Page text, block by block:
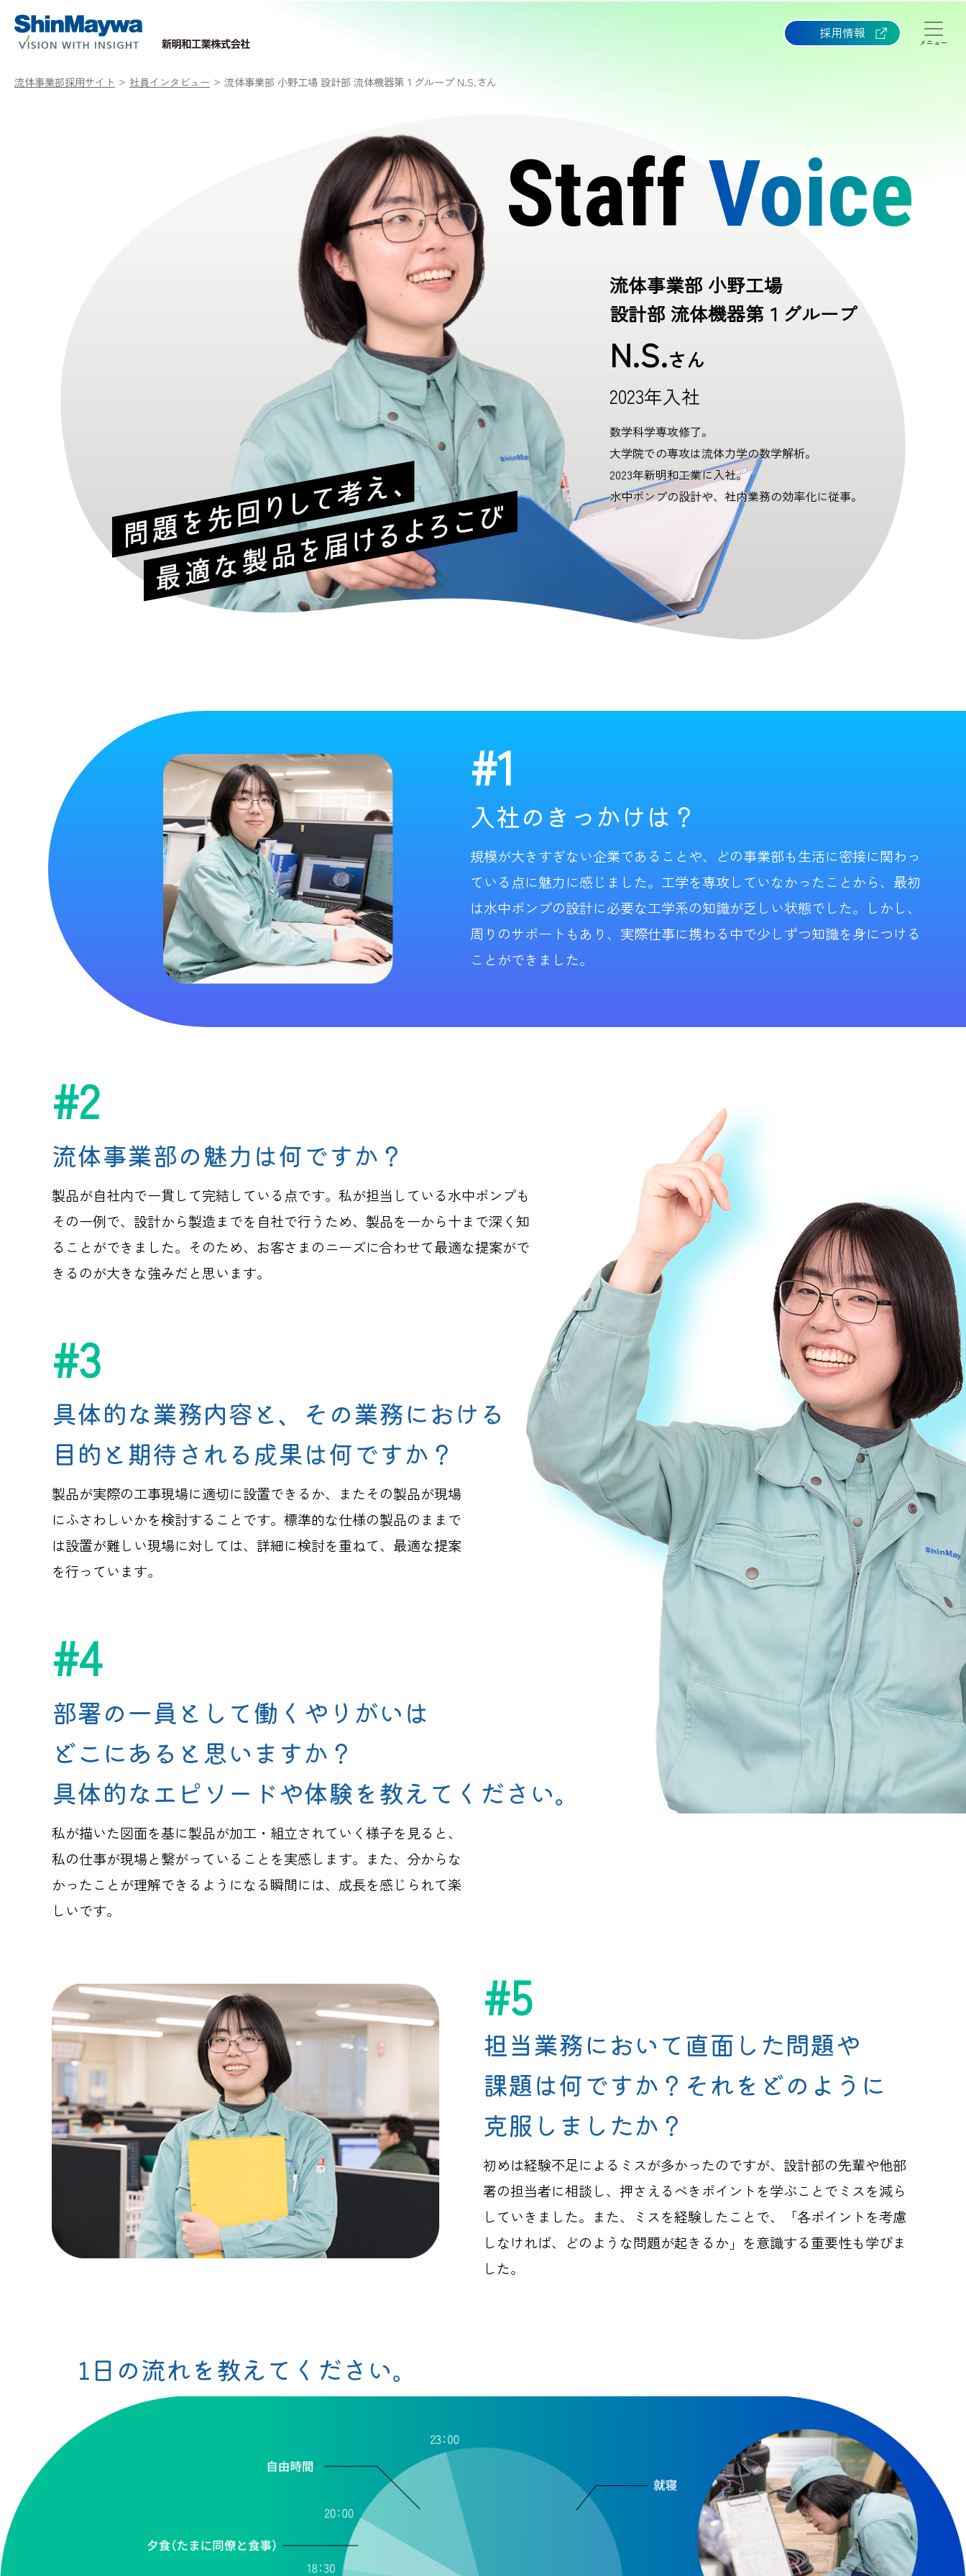
採用情報
メニュー
流体事業部採用サイト 社員インタビュー 流体事業部 小野工場 設計部 流体機器第１グループ N.S.さん
Staff Voice
流体事業部 小野工場
設計部 流体機器第１グループ
N.S.さん
2023年入社
数学科学専攻修了。
大学院での専攻は流体力学の数学解析。
2023年新明和工業に入社。
水中ポンプの設計や、社内業務の効率化に従事。
#1
入社のきっかけは？
規模が大きすぎない企業であることや、どの事業部も生活に密接に関わっ
ている点に魅力に感じました。工学を専攻していなかったことから、最初
は水中ポンプの設計に必要な工学系の知識が乏しい状態でした。しかし、
周りのサポートもあり、実際仕事に携わる中で少しずつ知識を身につける
ことができました。
#2
流体事業部の魅力は何ですか？
製品が自社内で一貫して完結している点です。私が担当している水中ポンプも
その一例で、設計から製造までを自社で行うため、製品を一から十まで深く知
ることができました。そのため、お客さまのニーズに合わせて最適な提案がで
きるのが大きな強みだと思います。
#3
具体的な業務内容と、その業務における
目的と期待される成果は何ですか？
製品が実際の工事現場に適切に設置できるか、またその製品が現場
にふさわしいかを検討することです。標準的な仕様の製品のままで
は設置が難しい現場に対しては、詳細に検討を重ねて、最適な提案
を行っています。
#4
部署の一員として働くやりがいは
どこにあると思いますか？
具体的なエピソードや体験を教えてください。
私が描いた図面を基に製品が加工・組立されていく様子を見ると、
私の仕事が現場と繋がっていることを実感します。また、分からな
かったことが理解できるようになる瞬間には、成長を感じられて楽
しいです。
#5
担当業務において直面した問題や
課題は何ですか？それをどのように
克服しましたか？
初めは経験不足によるミスが多かったのですが、設計部の先輩や他部
署の担当者に相談し、押さえるべきポイントを学ぶことでミスを減ら
していきました。また、ミスを経験したことで、「各ポイントを考慮
しなければ、どのような問題が起きるか」を意識する重要性も学びま
した。
1日の流れを教えてください。